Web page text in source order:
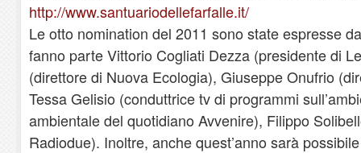
http://www.santuariodellefarfalle.it/
Le otto nomination del 2011 sono state espresse
fanno parte Vittorio Cogliati Dezza (presidente di
(direttore di Nuova Ecologia), Giuseppe Onufrio
Tessa Gelisio (conduttrice tv di programmi
ambientale del quotidiano Avvenire), Filippo
Radiodue). Inoltre, anche quest’anno sarà